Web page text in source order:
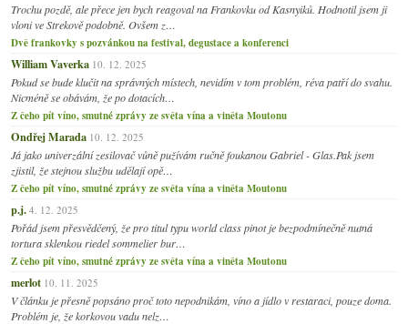
Trochu pozdě, ale přece jen bych reagoval na Frankovku od Kasnyiků. Hodnotil jsem ji
vloni ve Strekově podobně. Ovšem z…
Dvě frankovky s pozvánkou na festival, degustace a konferenci
William Vaverka 10. 12. 2025
Pokud se bude klučit na správných místech, nevidím v tom problém, réva patří do svahu.
Nicméně se obávám, že po dotacích…
Z čeho pít víno, smutné zprávy ze světa vína a viněta Moutonu
Ondřej Marada 10. 12. 2025
Já jako univerzální zesilovač vůně pužívám ručně foukanou Gabriel - Glas.Pak jsem
zjistil, že stejnou službu udělají opě…
Z čeho pít víno, smutné zprávy ze světa vína a viněta Moutonu
p.j. 4. 12. 2025
Pořád jsem přesvědčený, že pro titul typu world class pinot je bezpodmínečně nutná
tortura sklenkou riedel sommelier bur…
Z čeho pít víno, smutné zprávy ze světa vína a viněta Moutonu
merlot 10. 11. 2025
V článku je přesně popsáno proč toto nepodnikám, víno a jídlo v restaraci, pouze doma.
Problém je, že korkovou vadu nelz…